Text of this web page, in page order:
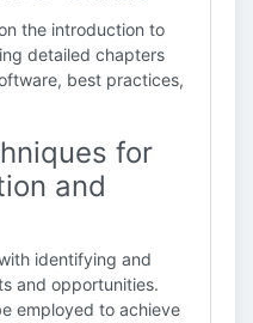
the introduction to
detailed chapters
best practices,
for
and
identifying and
and opportunities.
employed to achieve